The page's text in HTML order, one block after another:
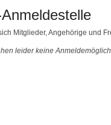
Mitglieder, Angehörige und
leider keine